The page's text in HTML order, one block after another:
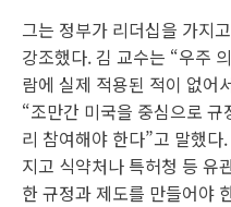
그는 정부가 리더십을 가지
강조했다. 김 교수는 “우주
람에 실제 적용된 적이 없어
“조만간 미국을 중심으로
리 참여해야 한다”고 말했
지고 식약처나 특허청 등 유
한 규정과 제도를 만들어야